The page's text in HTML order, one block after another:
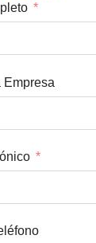
Empresa